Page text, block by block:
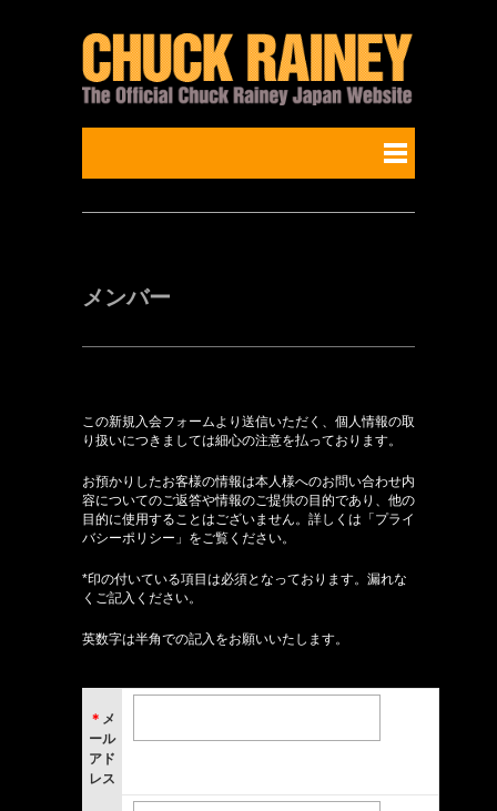
メンバー
この新規入会フォームより送信いただく、個人情報の取
り扱いにつきましては細心の注意を払っております。
お預かりしたお客様の情報は本人様へのお問い合わせ内
容についてのご返答や情報のご提供の目的であり、他の
目的に使用することはございません。詳しくは「プライ
バシーポリシー」をご覧ください。
*印の付いている項目は必須となっております。漏れな
くご記入ください。
英数字は半角での記入をお願いいたします。
＊ メ
ール
アド
レス